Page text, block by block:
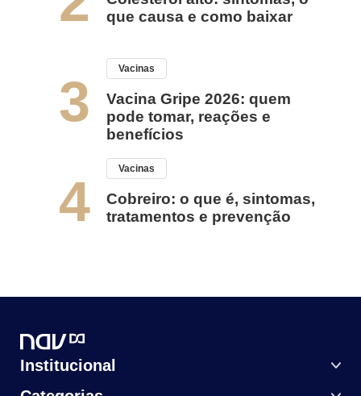
que causa e como baixar
3
Vacinas
Vacina Gripe 2026: quem
pode tomar, reações e
benefícios
4
Vacinas
Cobreiro: o que é, sintomas,
tratamentos e prevenção
Institucional